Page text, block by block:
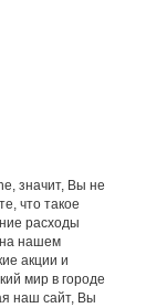
значит, Вы не
что такое
расходы
нашем
акции и
мир в городе
наш сайт, Вы